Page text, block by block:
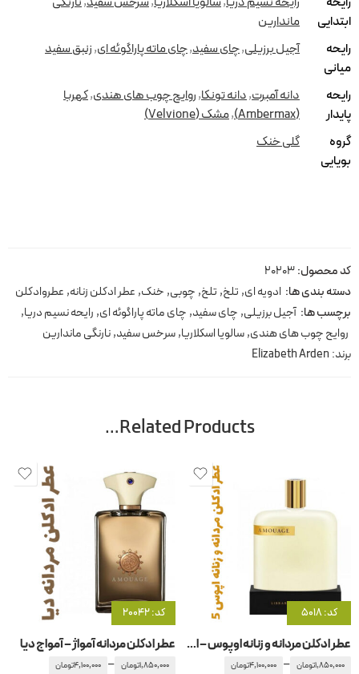
ابتدایی
ماندارین
رایحه
میانی
آجیل برزیلی,چای سفید,چای ماته پاراگوئه ای,زنبق سفید
رایحه
پایدار
دانه آمبرت,دانه تونکا,روایح چوب های هندی,کهربا
(Ambermax)
,مشک (Velvione)
گروه
بویایی
گلی خنک
کد محصول:20203
دسته بندی ها: ادویه ای, تلخ, تلخ, چوبی, خنک, عطر ادکلن زنانه, عطروادکلن
برچسب ها: آجیل برزیلی, چای سفید, چای ماته پاراگوئه ای, رایحه نسیم دریا,
روایح چوب های هندی,سالویا اسکلاریا,سرخس سفید,نارنگی ماندارین
برند: Elizabeth Arden
Related Products…
کد: 5018
عطر ادکلن مردانه و زنانه اوپوس – اپوس 5 آمواج – آمواژ
1,850,000تومان –
4,100,000تومان
کد: 20042
عطر ادکلن مردانه آمواژ – آمواج دیا
1,850,000تومان –
4,100,000تومان